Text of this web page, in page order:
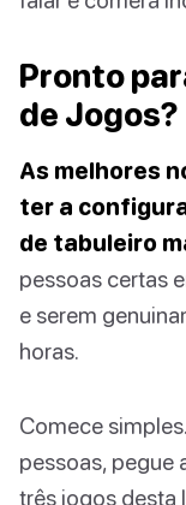
Pronto
de Jogos?
As melhores
ter a
de tabuleiro
pessoas certas
e serem
horas.
Comece
pessoas, pegue
três jogos desta